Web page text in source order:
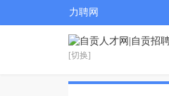
力聘网
[切换]